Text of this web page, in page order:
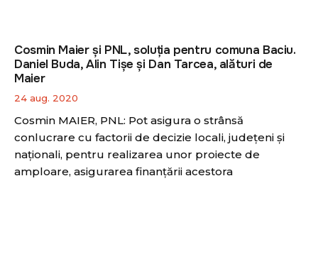
Cosmin Maier și PNL, soluția pentru comuna Baciu.
Daniel Buda, Alin Tișe și Dan Tarcea, alături de
Maier
24 aug. 2020
Cosmin MAIER, PNL: Pot asigura o strânsă
conlucrare cu factorii de decizie locali, județeni și
naționali, pentru realizarea unor proiecte de
amploare, asigurarea finanțării acestora